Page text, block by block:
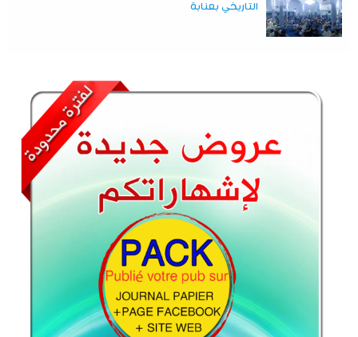
التاريخي بعنابة